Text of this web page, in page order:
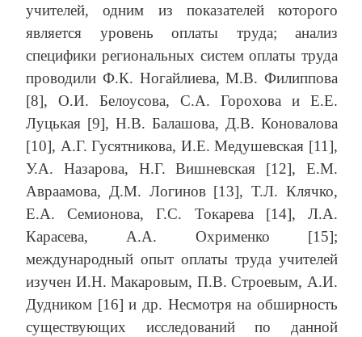
учителей, одним из показателей которого
является уровень оплаты труда; анализ
специфики региональных систем оплаты труда
проводили Ф.К. Ногайлиева, М.В. Филиппова
[8], О.И. Белоусова, С.А. Горохова и Е.Е.
Луцькая [9], Н.В. Балашова, Д.В. Коновалова
[10], А.Г. Гусятникова, И.Е. Медушевская [11],
У.А. Назарова, Н.Г. Вишневская [12], Е.М.
Авраамова, Д.М. Логинов [13], Т.Л. Клячко,
Е.А. Семионова, Г.С. Токарева [14], Л.А.
Карасева, А.А. Охрименко [15];
международный опыт оплаты труда учителей
изучен И.Н. Макаровым, П.В. Строевым, А.И.
Дудником [16] и др. Несмотря на обширность
существующих исследований по данной